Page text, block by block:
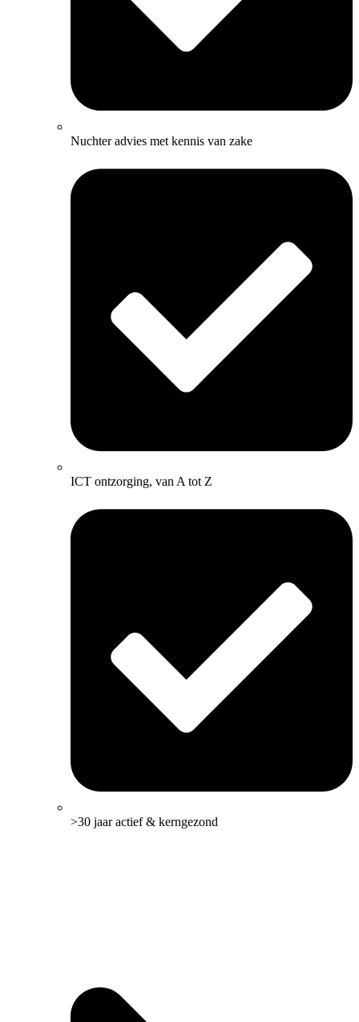
Nuchter advies met kennis van zake
ICT ontzorging, van A tot Z
>30 jaar actief & kerngezond